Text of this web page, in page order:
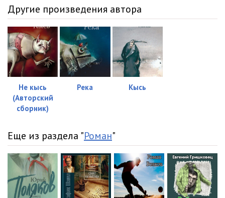
Другие произведения автора
Не кысь
(Авторский
сборник)
Река Кысь
Еще из раздела "Роман"